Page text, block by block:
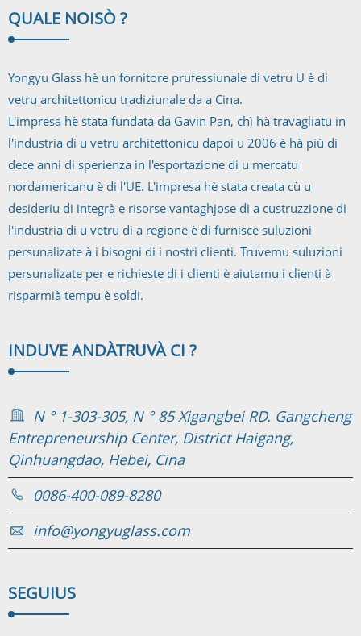
QUALE NOISÒ ?
Yongyu Glass hè un fornitore prufessiunale di vetru U è di
vetru architettonicu tradiziunale da a Cina.
L'impresa hè stata fundata da Gavin Pan, chì hà travagliatu in
l'industria di u vetru architettonicu dapoi u 2006 è hà più di
dece anni di sperienza in l'esportazione di u mercatu
nordamericanu è di l'UE. L'impresa hè stata creata cù u
desideriu di integrà e risorse vantaghjose di a custruzzione di
l'industria di u vetru di a regione è di furnisce suluzioni
persunalizate à i bisogni di i nostri clienti. Truvemu suluzioni
persunalizate per e richieste di i clienti è aiutamu i clienti à
risparmià tempu è soldi.
INDUVE ANDÀTRUVÀ CI ?
N ° 1-303-305, N ° 85 Xigangbei RD. Gangcheng
Entrepreneurship Center, District Haigang,
Qinhuangdao, Hebei, Cina
0086-400-089-8280
info@yongyuglass.com
SEGUIUS